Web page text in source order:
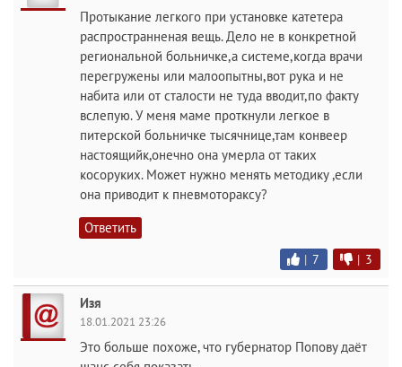
Протыкание легкого при установке катетера
распространненая вещь. Дело не в конкретной
региональной больничке,а системе,когда врачи
перегружены или малоопытны,вот рука и не
набита или от сталости не туда вводит,по факту
вслепую. У меня маме проткнули легкое в
питерской больничке тысячнице,там конвеер
настоящийк,онечно она умерла от таких
косоруких. Может нужно менять методику ,если
она приводит к пневмотораксу?
Ответить
| 7 | 3
Изя
18.01.2021 23:26
Это больше похоже, что губернатор Попову даёт